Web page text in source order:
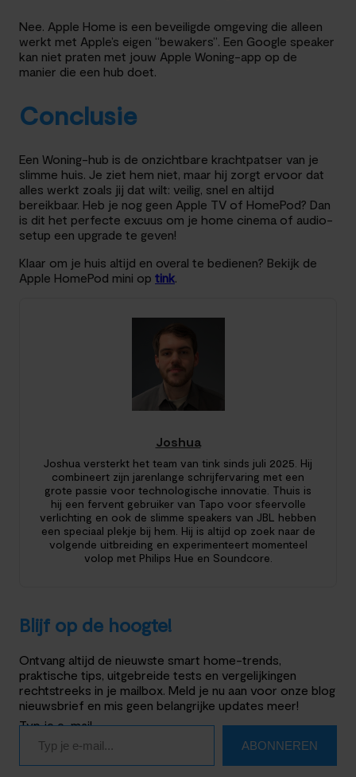
Nee. Apple Home is een beveiligde omgeving die alleen
werkt met Apple’s eigen “bewakers”. Een Google speaker
kan niet praten met jouw Apple Woning-app op de
manier die een hub doet.
Conclusie
Een Woning-hub is de onzichtbare krachtpatser van je
slimme huis. Je ziet hem niet, maar hij zorgt ervoor dat
alles werkt zoals jij dat wilt: veilig, snel en altijd
bereikbaar. Heb je nog geen Apple TV of HomePod? Dan
is dit het perfecte excuus om je home cinema of audio-
setup een upgrade te geven!
Klaar om je huis altijd en overal te bedienen? Bekijk de
Apple HomePod mini op tink
Joshua
Joshua versterkt het team van tink sinds juli 2025. Hij
combineert zijn jarenlange schrijfervaring met een
grote passie voor technologische innovatie. Thuis is
hij een fervent gebruiker van Tapo voor sfeervolle
verlichting en ook de slimme speakers van JBL hebben
een speciaal plekje bij hem. Hij is altijd op zoek naar de
volgende uitbreiding en experimenteert momenteel
volop met Philips Hue en Soundcore.
Blijf op de hoogte!
Ontvang altijd de nieuwste smart home-trends,
praktische tips, uitgebreide tests en vergelijkingen
rechtstreeks in je mailbox. Meld je nu aan voor onze blog
nieuwsbrief en mis geen belangrijke updates meer!
Typ je e-mail…
ABONNEREN